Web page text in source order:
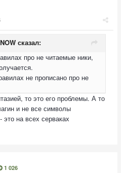
сказал:
про не читаемые ники,
не прописано про не
то это его проблемы. А то
и не все символы
на всех серваках
1 026